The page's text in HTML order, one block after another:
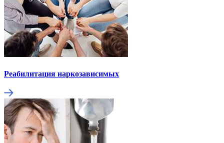
Реабилитация наркозависимых